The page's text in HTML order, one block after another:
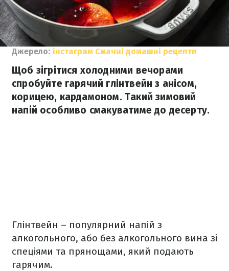
Джерело: інстаграм Смачні домашні рецепти
Щоб зігрітися холодними вечорами
спробуйте гарячий глінтвейн з анісом,
корицею, кардамоном. Такий зимовий
напій особливо смакуватиме до десерту.
Глінтвейн – популярний напій з
алкогольного, або без алкогольного вина зі
спеціями та прянощами, який подають
гарячим.